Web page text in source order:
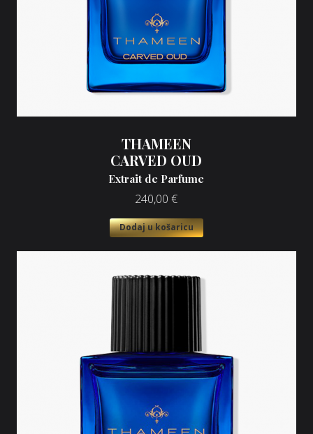
THAMEEN
CARVED OUD
Extrait de Parfume
240,00 €
Dodaj u košaricu